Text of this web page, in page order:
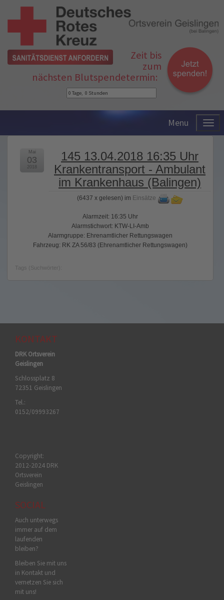
Zeit bis
zum
nächsten Blutspendetermin:
Menu
145 13.04.2018 16:35 Uhr
Krankentransport - Ambulant
im Krankenhaus (Balingen)
(6437 x gelesen) im Einsätze
Mai
03
2018
Alarmzeit: 16:35 Uhr
Alarmstichwort: KTW-LI-Amb
Alarmgruppe: Ehrenamtlicher Rettungswagen
Fahrzeug: RK ZA 56/83 (Ehrenamtlicher Rettungswagen)
Tags (Suchwörter):
KONTAKT
DRK Ortsverein
Geislingen
Schlossplatz 8
72351 Geislingen
Tel.:
0152/09993267
Copyright:
2012-2024 DRK
Ortsverein
Geislingen
SOCIAL
Auch unterwegs
immer auf dem
laufenden
bleiben?
Bleiben Sie mit uns
in Kontakt und
vernetzen Sie sich
mit uns!